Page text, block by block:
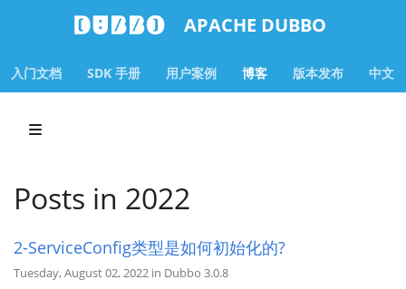
APACHE DUBBO
入门文档 SDK 手册 用户案例 博客 版本发布 中文
Posts in 2022
2-ServiceConfig类型是如何初始化的?
Tuesday, August 02, 2022 in Dubbo 3.0.8